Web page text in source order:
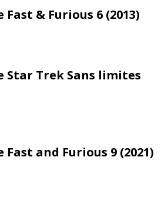
& Furious 6 (2013)
Star Trek Sans limites
and Furious 9 (2021)